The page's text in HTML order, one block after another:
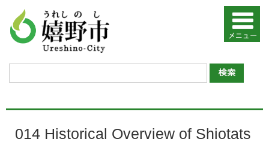
014 Historical Overview of Shiotats